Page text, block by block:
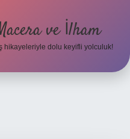
ve İlham
hikayeleriyle dolu keyifli yolculuk!